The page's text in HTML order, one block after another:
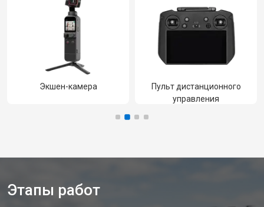
Пульт дистанционного
Объектив
Этапы работ